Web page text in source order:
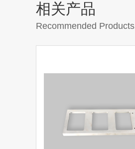
相关产品
Recommended Products